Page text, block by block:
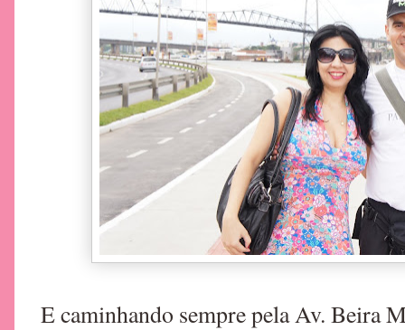
E caminhando sempre pela Av. Beira